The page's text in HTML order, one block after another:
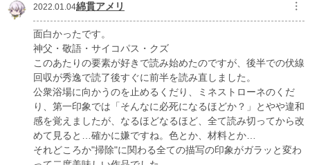
2022.01.04綿貫アメリ ︙
面白かったです。
神父・敬語・サイコパス・クズ
このあたりの要素が好きで読み始めたのですが、後半での伏線
回収が秀逸で読了後すぐに前半を読み直しました。
公衆浴場に向かうのを止めるくだり、ミネストローネのくだ
り、第一印象では「そんなに必死になるほどか？」とやや違和
感を覚えましたが、なるほどなるほど、全て読み切ってから改
めて見ると…確かに嫌ですね。色とか、材料とか…
それどころか"掃除"に関わる全ての描写の印象がガラッと変わ